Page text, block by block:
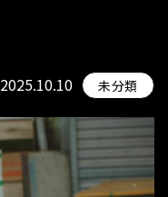
2025.10.10 未分類